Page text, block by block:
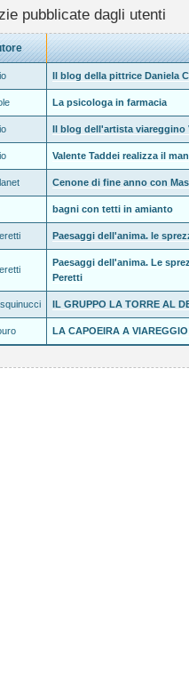
pubblicate dagli utenti
Il blog della pittrice Daniela
La psicologa in farmacia
Il blog dell'artista viareggino
Valente Taddei realizza il
Cenone di fine anno con
bagni con tetti in amianto
Paesaggi dell'anima. le
Paesaggi dell'anima. Le
Peretti
IL GRUPPO LA TORRE AL
LA CAPOEIRA A